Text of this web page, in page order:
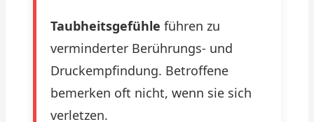
Taubheitsgefühle führen zu
verminderter Berührungs- und
Druckempfindung. Betroffene
bemerken oft nicht, wenn sie sich
verletzen.